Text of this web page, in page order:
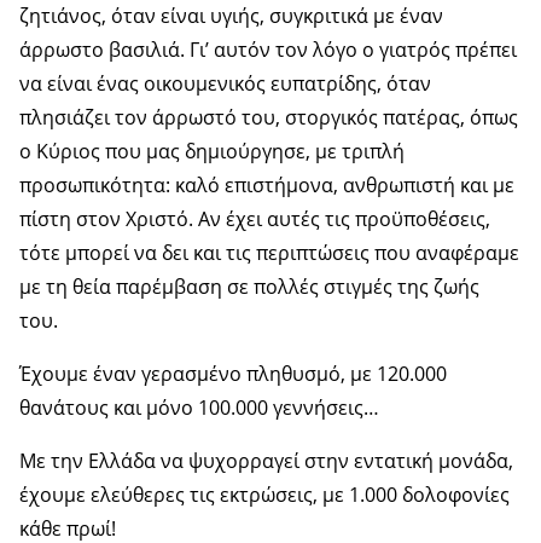
ζητιάνος, όταν είναι υγιής, συγκριτικά με έναν
άρρωστο βασιλιά. Γι’ αυτόν τον λόγο ο γιατρός πρέπει
να είναι ένας οικουμενικός ευπατρίδης, όταν
πλησιάζει τον άρρωστό του, στοργικός πατέρας, όπως
ο Κύριος που μας δημιούργησε, με τριπλή
προσωπικότητα: καλό επιστήμονα, ανθρωπιστή και με
πίστη στον Χριστό. Αν έχει αυτές τις προϋποθέσεις,
τότε μπορεί να δει και τις περιπτώσεις που αναφέραμε
με τη θεία παρέμβαση σε πολλές στιγμές της ζωής
του.
Έχουμε έναν γερασμένο πληθυσμό, με 120.000
θανάτους και μόνο 100.000 γεννήσεις…
Με την Ελλάδα να ψυχορραγεί στην εντατική μονάδα,
έχουμε ελεύθερες τις εκτρώσεις, με 1.000 δολοφονίες
κάθε πρωί!